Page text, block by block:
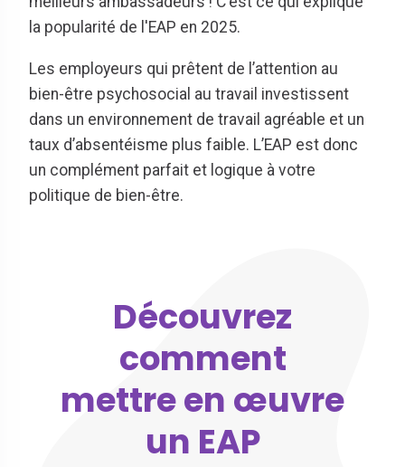
la popularité de l'EAP en 2025.
Les employeurs qui prêtent de l’attention au
bien-être psychosocial au travail investissent
dans un environnement de travail agréable et un
taux d’absentéisme plus faible. L’EAP est donc
un complément parfait et logique à votre
politique de bien-être.
Découvrez
comment
mettre en œuvre
un EAP